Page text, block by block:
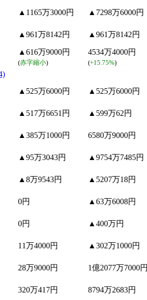
▲1165万3000円 ▲7298万6000円
▲961万8142円 ▲961万8142円
▲616万9000円
(赤字縮小)
4534万4000円
(+15.75%)
▲525万6000円 ▲525万6000円
▲517万6651円 ▲599万62円
▲385万1000円 6580万9000円
▲95万3043円 ▲9754万7485円
▲8万9543円 ▲5207万18円
0円 ▲63万6008円
0円 ▲400万円
11万4000円 ▲302万1000円
28万9000円 1億2077万7000円
320万417円 8794万2683円